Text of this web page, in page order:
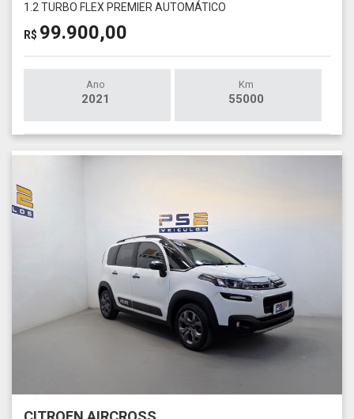
1.2 TURBO FLEX PREMIER AUTOMÁTICO
R$ 99.900,00
Ano
2021
Km
55000